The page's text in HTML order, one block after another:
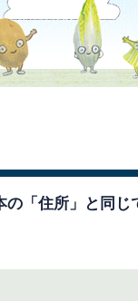
「住所」と同じ